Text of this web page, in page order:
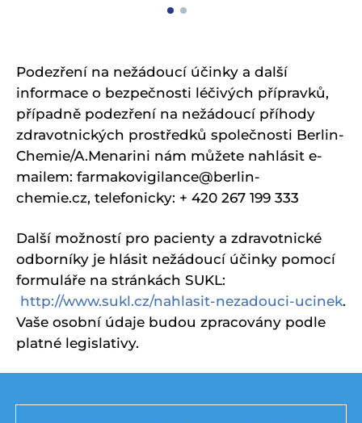
Podezření na nežádoucí účinky a další
informace o bezpečnosti léčivých přípravků,
případně podezření na nežádoucí příhody
zdravotnických prostředků společnosti Berlin-
Chemie/A.Menarini nám můžete nahlásit e-
mailem: farmakovigilance@berlin-
chemie.cz, telefonicky: + 420 267 199 333
Další možností pro pacienty a zdravotnické
odborníky je hlásit nežádoucí účinky pomocí
formuláře na stránkách SUKL:
http://www.sukl.cz/nahlasit-nezadouci-ucinek.
Vaše osobní údaje budou zpracovány podle
platné legislativy.